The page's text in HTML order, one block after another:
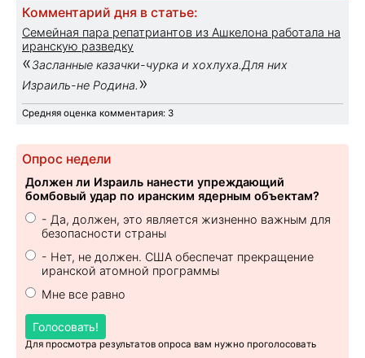
Комментарий дня в статье:
Семейная пара репатриантов из Ашкелона работала на
иранскую разведку
«Засланные казачки-чурка и хохлуха.Для них
Израиль-не Родина. »
Средняя оценка комментария: 3
Опрос недели
Должен ли Израиль нанести упреждающий
бомбовый удар по иранским ядерным объектам?
- Да, должен, это является жизненно важным для
безопасности страны
- Нет, не должен. США обеспечат прекращение
иранской атомной программы
Мне все равно
Голосовать!
Для просмотра результатов опроса вам нужно проголосовать